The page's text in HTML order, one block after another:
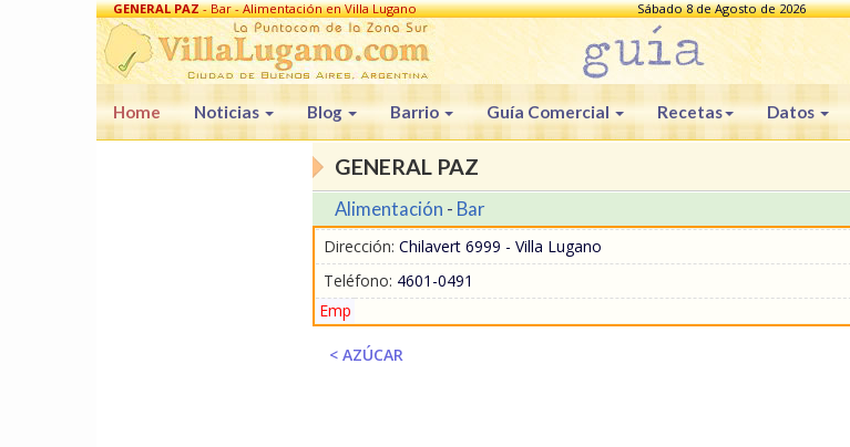
GENERAL PAZ- Bar - Alimentación en Villa Lugano Sábado 8 de Agosto de 2026
Home Noticias Blog Barrio Guía Comercial Recetas Datos
GENERAL PAZ
Alimentación - Bar
Dirección: Chilavert 6999 - Villa Lugano
Teléfono: 4601-0491
Emp
< AZÚCAR